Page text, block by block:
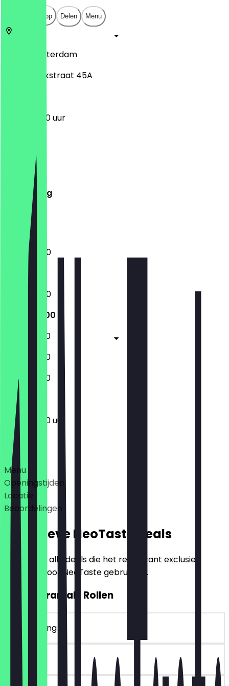
Open in app Delen Menu
Rotterdam
Pannekoekstraat 45A
12:00 - 21:00 uur
Maandag
Dinsdag
Woensdag
Donderdag
Zaterdag
Zondag
16:00 - 21:00
Gesloten
16:00 - 21:00
12:00 - 21:00
12:00 - 21:00
12:00 - 21:00
12:00 - 21:00
12:00 - 21:00 uur
Deals
Menu
Openingstijden
Locatie
Beoordelingen
Exclusieve NeoTaste Deals
Hier vind je alle deals die het restaurant exclusief
aanbiedt voor NeoTaste gebruikers.
2voor1 Uramaki Rollen
~€ 18 korting
90 dagen